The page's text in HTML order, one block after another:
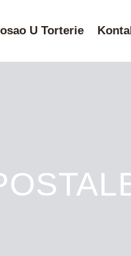
U Torterie